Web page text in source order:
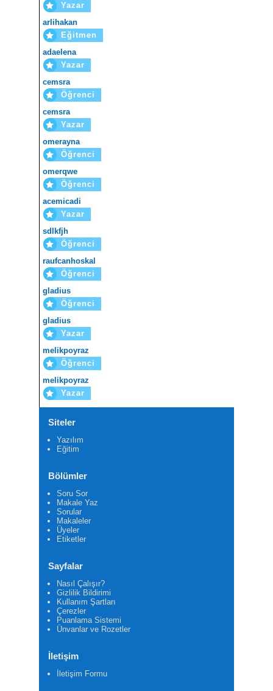
Yazar
arlihakan
Eğitmen
adaelena
Yazar
cemsra
Öğrenci
cemsra
Yazar
omerayna
Öğrenci
omerqwe
Öğrenci
acemicadi
Yazar
sdlkfjh
Öğrenci
raufcanhoskal
Öğrenci
gladius
Öğrenci
gladius
Yazar
melikpoyraz
Öğrenci
melikpoyraz
Yazar
Siteler
Yazılım
Eğitim
Bölümler
Soru Sor
Makale Yaz
Sorular
Makaleler
Üyeler
Etiketler
Sayfalar
Nasıl Çalışır?
Gizlilik Bildirimi
Kullanım Şartları
Çerezler
Puanlama Sistemi
Ünvanlar ve Rozetler
İletişim
İletişim Formu